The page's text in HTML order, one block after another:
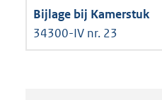
34300-IV nr. 23